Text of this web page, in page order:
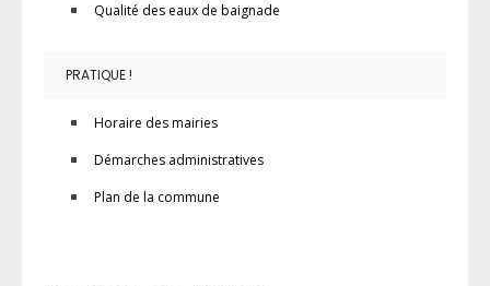
Qualité des eaux de baignade
PRATIQUE !
Horaire des mairies
Démarches administratives
Plan de la commune